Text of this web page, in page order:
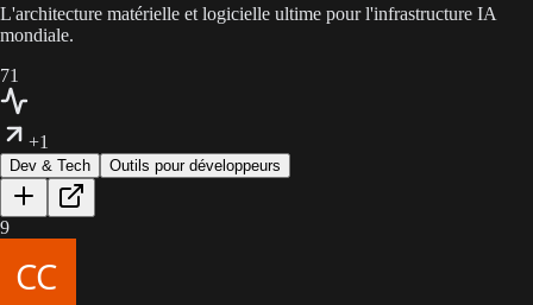
L'architecture matérielle et logicielle ultime pour l'infrastructure IA
mondiale.
71
+1
Dev & Tech Outils pour développeurs
9